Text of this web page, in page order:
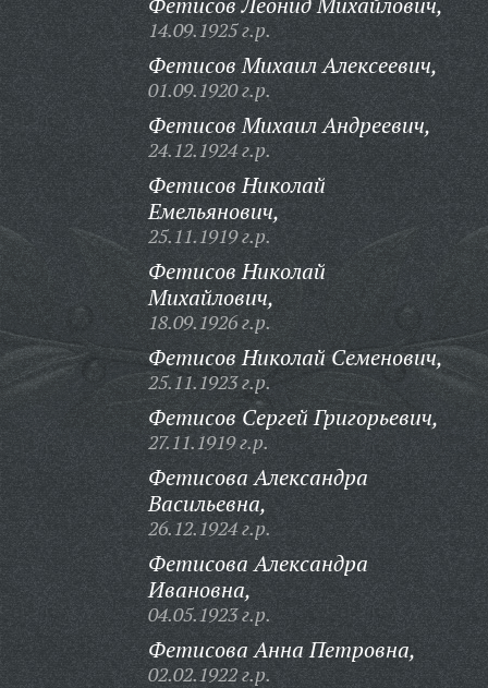
14.09.1925 г.р.
Фетисов Михаил Алексеевич,
01.09.1920 г.р.
Фетисов Михаил Андреевич,
24.12.1924 г.р.
Фетисов Николай
Емельянович,
25.11.1919 г.р.
Фетисов Николай
Михайлович,
18.09.1926 г.р.
Фетисов Николай Семенович,
25.11.1923 г.р.
Фетисов Сергей Григорьевич,
27.11.1919 г.р.
Фетисова Александра
Васильевна,
26.12.1924 г.р.
Фетисова Александра
Ивановна,
04.05.1923 г.р.
Фетисова Анна Петровна,
02.02.1922 г.р.